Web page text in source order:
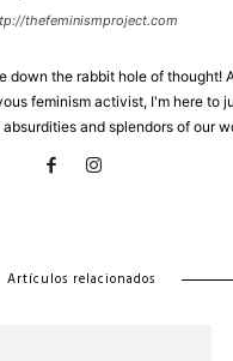
thefeminismproject.com
down the rabbit hole of thought!
feminism activist, I'm here to
and splendors of our
Artículos relacionados